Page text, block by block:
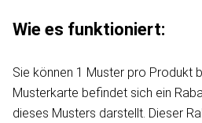
Wie es funktioniert:
Sie können 1 Muster pro Produkt
Musterkarte befindet sich ein
dieses Musters darstellt. Dieser